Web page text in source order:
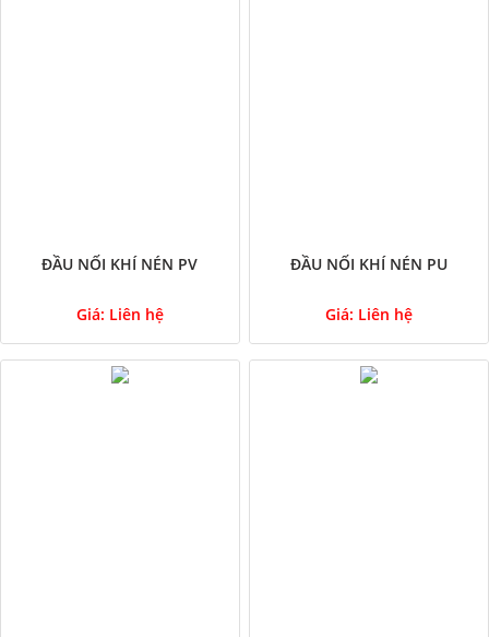
ĐẦU NỐI KHÍ NÉN PV
Giá: Liên hệ
ĐẦU NỐI KHÍ NÉN PU
Giá: Liên hệ